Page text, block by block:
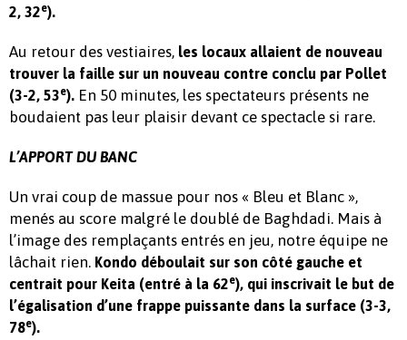
2, 32e).
Au retour des vestiaires, les locaux allaient de nouveau
trouver la faille sur un nouveau contre conclu par Pollet
(3-2, 53e). En 50 minutes, les spectateurs présents ne
boudaient pas leur plaisir devant ce spectacle si rare.
L’APPORT DU BANC
Un vrai coup de massue pour nos « Bleu et Blanc »,
menés au score malgré le doublé de Baghdadi. Mais à
l’image des remplaçants entrés en jeu, notre équipe ne
lâchait rien. Kondo déboulait sur son côté gauche et
centrait pour Keita (entré à la 62e), qui inscrivait le but de
l’égalisation d’une frappe puissante dans la surface (3-3,
78e).